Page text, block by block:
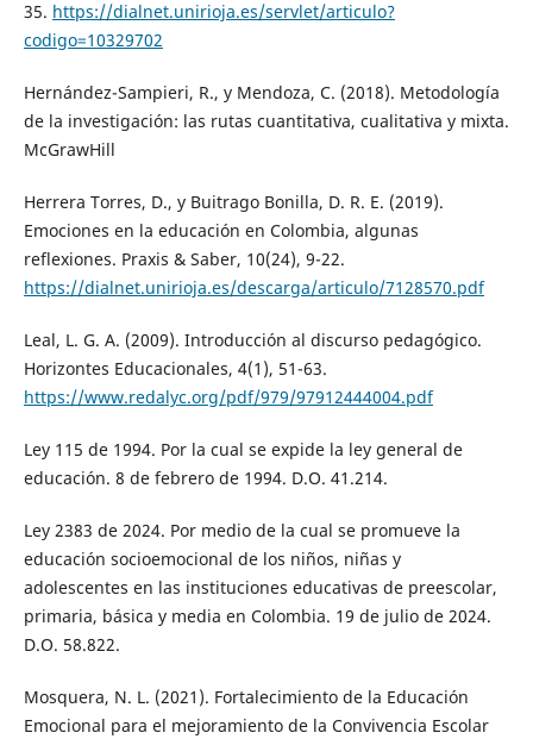
35. https://dialnet.unirioja.es/servlet/articulo?
codigo=10329702
Hernández-Sampieri, R., y Mendoza, C. (2018). Metodología
de la investigación: las rutas cuantitativa, cualitativa y mixta.
McGrawHill
Herrera Torres, D., y Buitrago Bonilla, D. R. E. (2019).
Emociones en la educación en Colombia, algunas
reflexiones. Praxis & Saber, 10(24), 9-22.
https://dialnet.unirioja.es/descarga/articulo/7128570.pdf
Leal, L. G. A. (2009). Introducción al discurso pedagógico.
Horizontes Educacionales, 4(1), 51-63.
https://www.redalyc.org/pdf/979/97912444004.pdf
Ley 115 de 1994. Por la cual se expide la ley general de
educación. 8 de febrero de 1994. D.O. 41.214.
Ley 2383 de 2024. Por medio de la cual se promueve la
educación socioemocional de los niños, niñas y
adolescentes en las instituciones educativas de preescolar,
primaria, básica y media en Colombia. 19 de julio de 2024.
D.O. 58.822.
Mosquera, N. L. (2021). Fortalecimiento de la Educación
Emocional para el mejoramiento de la Convivencia Escolar